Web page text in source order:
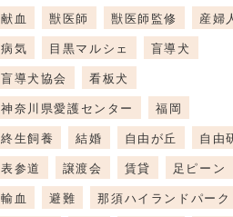
献血
獣医師 獣医師監修
産婦
病気
目黒マルシェ
盲導犬
盲導犬協会
看板犬
神奈川県愛護センター
福岡
終生飼養
結婚 自由が丘
自由
表参道
譲渡会 賃貸
足ピーン
輸血
避難 那須ハイランドパーク